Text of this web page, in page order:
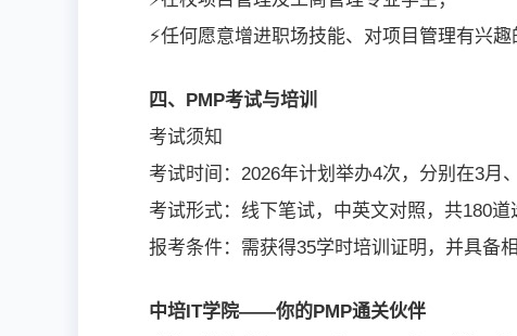
⚡任何愿意增进职场技能、对项目管理有兴趣
四、PMP考试与培训
考试须知
考试时间：2026年计划举办4次，分别在3月
考试形式：线下笔试，中英文对照，共180
报考条件：需获得35学时培训证明，并具备
中培IT学院——你的PMP通关伙伴